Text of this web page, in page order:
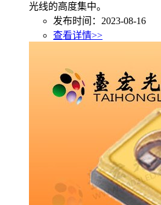
光线的高度集中。
发布时间：2023-08-16
查看详情>>